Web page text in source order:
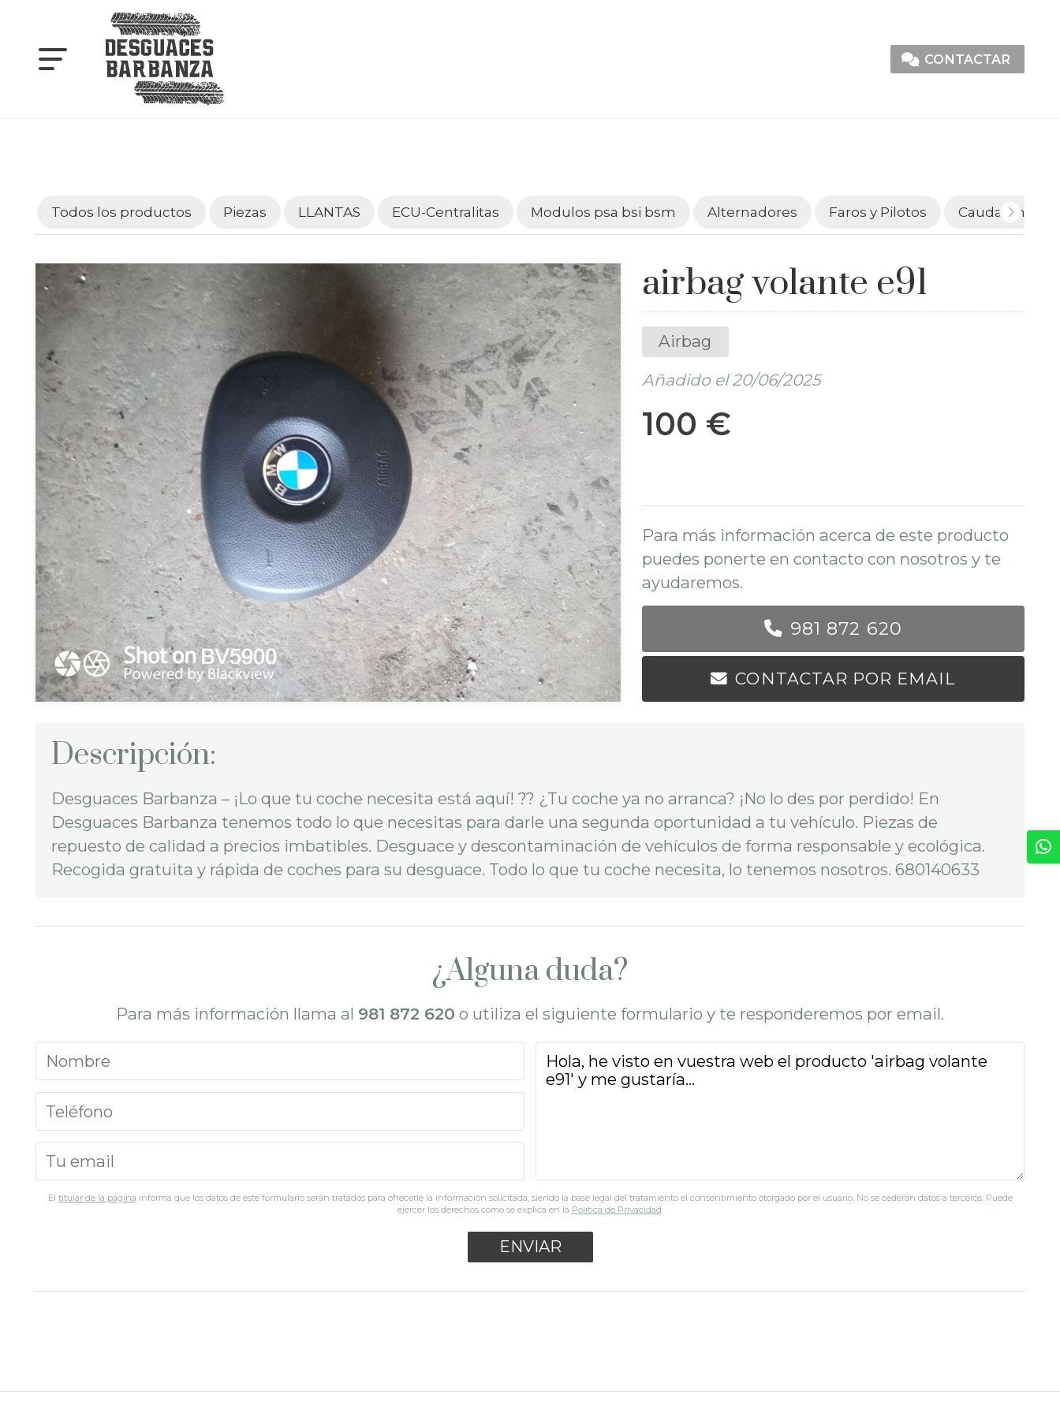
CONTACTAR
Todos los productos Piezas LLANTAS ECU-Centralitas Modulos psa bsi bsm Alternadores Faros y Pilotos Caudalímetros
airbag volante e91
Airbag
Añadido el 20/06/2025
100 €
Para más información acerca de este producto
puedes ponerte en contacto con nosotros y te
ayudaremos.
981 872 620
CONTACTAR POR EMAIL
Descripción:
Desguaces Barbanza – ¡Lo que tu coche necesita está aquí! ?? ¿Tu coche ya no arranca? ¡No lo des por perdido! En
Desguaces Barbanza tenemos todo lo que necesitas para darle una segunda oportunidad a tu vehículo. Piezas de
repuesto de calidad a precios imbatibles. Desguace y descontaminación de vehículos de forma responsable y ecológica.
Recogida gratuita y rápida de coches para su desguace. Todo lo que tu coche necesita, lo tenemos nosotros. 680140633
¿Alguna duda?
Para más información llama al 981 872 620 o utiliza el siguiente formulario y te responderemos por email.
El titular de la página informa que los datos de este formulario serán tratados para ofrecerle la información solicitada, siendo la base legal del tratamiento el consentimiento otorgado por el usuario. No se cederán datos a terceros. Puede
ejercer los derechos como se explica en la Política de Privacidad